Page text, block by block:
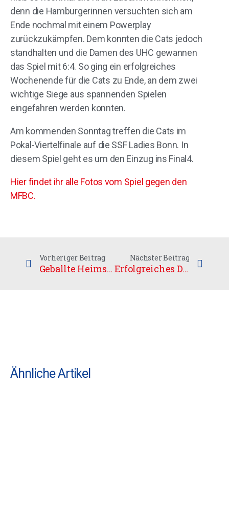
denn die Hamburgerinnen versuchten sich am
Ende nochmal mit einem Powerplay
zurückzukämpfen. Dem konnten die Cats jedoch
standhalten und die Damen des UHC gewannen
das Spiel mit 6:4. So ging ein erfolgreiches
Wochenende für die Cats zu Ende, an dem zwei
wichtige Siege aus spannenden Spielen
eingefahren werden konnten.
Am kommenden Sonntag treffen die Cats im
Pokal-Viertelfinale auf die SSF Ladies Bonn. In
diesem Spiel geht es um den Einzug ins Final4.
Hier findet ihr alle Fotos vom Spiel gegen den
MFBC.
Vorheriger Beitrag
Geballte Heimspielpower am Wochenende
Nächster Beitrag
Erfolgreiches Doppelwochenende
Ähnliche Artikel